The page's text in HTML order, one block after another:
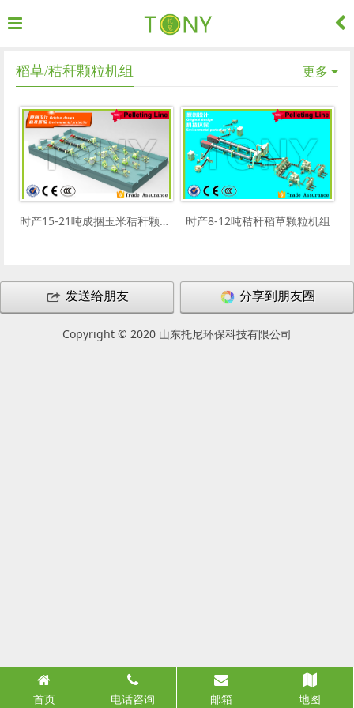
更多
稻草/秸秆颗粒机组
时产15-21吨成捆玉米秸秆颗粒机组 时产8-12吨秸秆稻草颗粒机组
发送给朋友 分享到朋友圈
Copyright © 2020 山东托尼环保科技有限公司
首页 电话咨询 邮箱 地图